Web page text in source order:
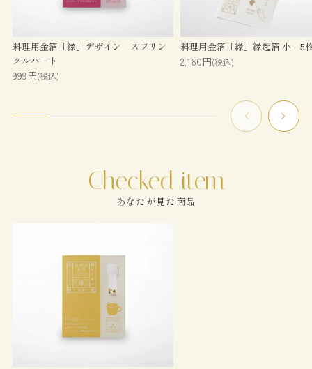
料理用金箔「縁」デザイン スプリン
クルハート
999円(税込)
料理用金箔「縁」縁起箔 小 5
2,160円(税込)
あなたが見た商品